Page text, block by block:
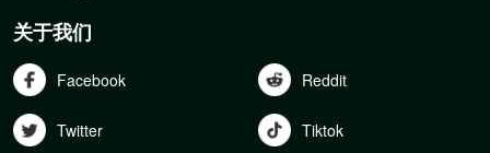
关于我们
Facebook Reddit
Twitter Tiktok